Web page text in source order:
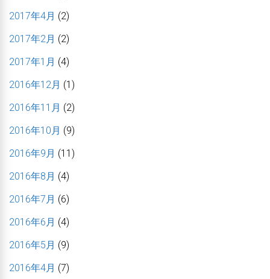
2017年4月 (2)
2017年2月 (2)
2017年1月 (4)
2016年12月 (1)
2016年11月 (2)
2016年10月 (9)
2016年9月 (11)
2016年8月 (4)
2016年7月 (6)
2016年6月 (4)
2016年5月 (9)
2016年4月 (7)